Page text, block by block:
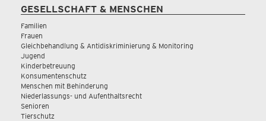
GESELLSCHAFT & MENSCHEN
Familien
Frauen
Gleichbehandlung & Antidiskriminierung & Monitoring
Jugend
Kinderbetreuung
Konsumentenschutz
Menschen mit Behinderung
Niederlassungs- und Aufenthaltsrecht
Senioren
Tierschutz